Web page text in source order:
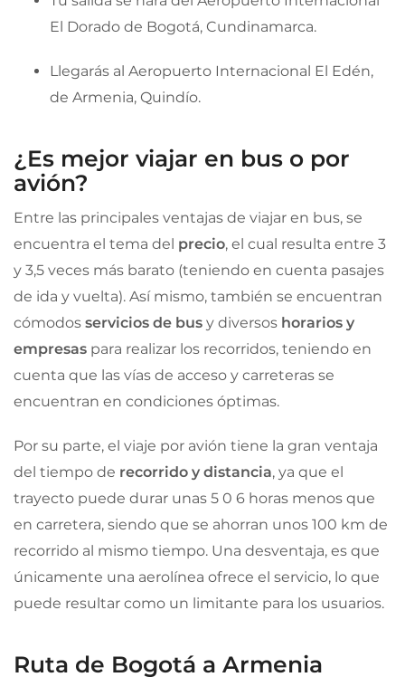
El Dorado de Bogotá, Cundinamarca.
Llegarás al Aeropuerto Internacional El Edén,
de Armenia, Quindío.
¿Es mejor viajar en bus o por
avión?
Entre las principales ventajas de viajar en bus, se
encuentra el tema del precio, el cual resulta entre 3
y 3,5 veces más barato (teniendo en cuenta pasajes
de ida y vuelta). Así mismo, también se encuentran
cómodos servicios de bus y diversos horarios y
empresas para realizar los recorridos, teniendo en
cuenta que las vías de acceso y carreteras se
encuentran en condiciones óptimas.
Por su parte, el viaje por avión tiene la gran ventaja
del tiempo de recorrido y distancia, ya que el
trayecto puede durar unas 5 0 6 horas menos que
en carretera, siendo que se ahorran unos 100 km de
recorrido al mismo tiempo. Una desventaja, es que
únicamente una aerolínea ofrece el servicio, lo que
puede resultar como un limitante para los usuarios.
Ruta de Bogotá a Armenia